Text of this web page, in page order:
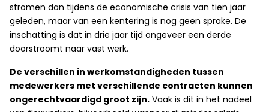
stromen dan tijdens de economische crisis van tien jaar
geleden, maar van een kentering is nog geen sprake. De
inschatting is dat in drie jaar tijd ongeveer een derde
doorstroomt naar vast werk.
De verschillen in werkomstandigheden tussen
medewerkers met verschillende contracten kunnen
ongerechtvaardigd groot zijn. Vaak is dit in het nadeel